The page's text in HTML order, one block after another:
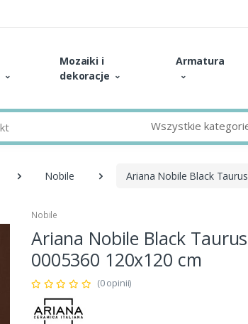
Mozaiki i
dekoracje
Armatura
Wszystkie
Nobile Ariana Nobile Black
Nobile
Ariana Nobile Black
0005360 120x120 cm
(0 opinii)